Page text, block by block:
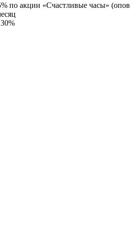
по акции «Счастливые часы»